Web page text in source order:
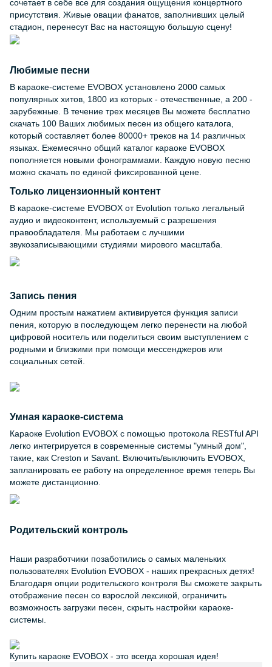
сочетает в себе все для создания ощущения концертного
присутствия. Живые овации фанатов, заполнивших целый
стадион, перенесут Вас на настоящую большую сцену!
Любимые песни
В караоке-системе EVOBOX установлено 2000 самых
популярных хитов, 1800 из которых - отечественные, а 200 -
зарубежные. В течение трех месяцев Вы можете бесплатно
скачать 100 Ваших любимых песен из общего каталога,
который составляет более 80000+ треков на 14 различных
языках. Ежемесячно общий каталог караоке EVOBOX
пополняется новыми фонограммами. Каждую новую песню
можно скачать по единой фиксированной цене.
Только лицензионный контент
В караоке-системе EVOBOX от Evolution только легальный
аудио и видеоконтент, используемый с разрешения
правообладателя. Мы работаем с лучшими
звукозаписывающими студиями мирового масштаба.
Запись пения
Одним простым нажатием активируется функция записи
пения, которую в последующем легко перенести на любой
цифровой носитель или поделиться своим выступлением с
родными и близкими при помощи мессенджеров или
социальных сетей.
Умная караоке-система
Караоке Evolution EVOBOX с помощью протокола RESTful API
легко интегрируется в современные системы "умный дом",
такие, как Creston и Savant. Включить/выключить EVOBOX,
запланировать ее работу на определенное время теперь Вы
можете дистанционно.
Родительский контроль
Наши разработчики позаботились о самых маленьких
пользователях Evolution EVOBOX - наших прекрасных детях!
Благодаря опции родительского контроля Вы сможете закрыть
отображение песен со взрослой лексикой, ограничить
возможность загрузки песен, скрыть настройки караоке-
системы.
Купить караоке EVOBOX - это всегда хорошая идея!